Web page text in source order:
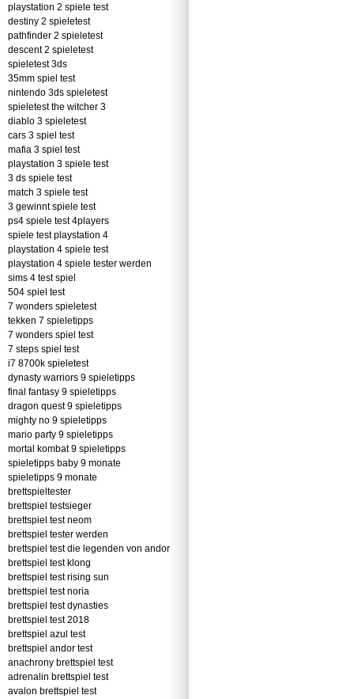
playstation 2 spiele test
destiny 2 spieletest
pathfinder 2 spieletest
descent 2 spieletest
spieletest 3ds
35mm spiel test
nintendo 3ds spieletest
spieletest the witcher 3
diablo 3 spieletest
cars 3 spiel test
mafia 3 spiel test
playstation 3 spiele test
3 ds spiele test
match 3 spiele test
3 gewinnt spiele test
ps4 spiele test 4players
spiele test playstation 4
playstation 4 spiele test
playstation 4 spiele tester werden
sims 4 test spiel
504 spiel test
7 wonders spieletest
tekken 7 spieletipps
7 wonders spiel test
7 steps spiel test
i7 8700k spieletest
dynasty warriors 9 spieletipps
final fantasy 9 spieletipps
dragon quest 9 spieletipps
mighty no 9 spieletipps
mario party 9 spieletipps
mortal kombat 9 spieletipps
spieletipps baby 9 monate
spieletipps 9 monate
brettspieltester
brettspiel testsieger
brettspiel test neom
brettspiel tester werden
brettspiel test die legenden von andor
brettspiel test klong
brettspiel test rising sun
brettspiel test noria
brettspiel test dynasties
brettspiel test 2018
brettspiel azul test
brettspiel andor test
anachrony brettspiel test
adrenalin brettspiel test
avalon brettspiel test